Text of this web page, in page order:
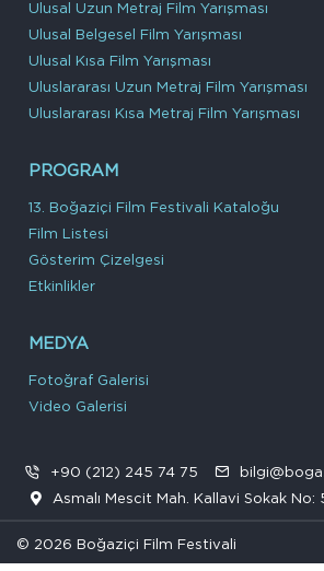
Ulusal Uzun Metraj Film Yarışması
Ulusal Belgesel Film Yarışması
Ulusal Kısa Film Yarışması
Uluslararası Uzun Metraj Film Yarışması
Uluslararası Kısa Metraj Film Yarışması
PROGRAM
13. Boğaziçi Film Festivali Kataloğu
Film Listesi
Gösterim Çizelgesi
Etkinlikler
MEDYA
Fotoğraf Galerisi
Video Galerisi
+90 (212) 245 74 75
Asmalı Mescit Mah. Kallavi Sokak
© 2026 Boğaziçi Film Festivali